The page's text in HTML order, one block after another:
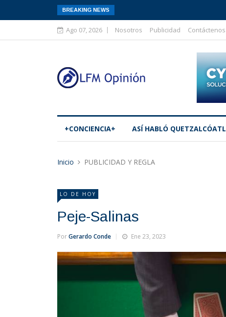
BREAKING NEWS
Ago 07, 2026 Nosotros Publicidad Contáctenos
+CONCIENCIA+ ASÍ­ HABLÓ QUETZALCÓATL
Inicio PUBLICIDAD Y REGLA
LO DE HOY
Peje-Salinas
PorGerardo Conde Ene 23, 2023